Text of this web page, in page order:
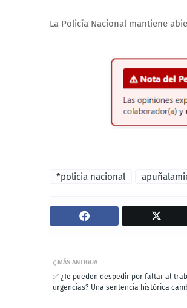
La Policía Nacional mantiene
*policia nacional
MÁS ANTIGUA
✅ ¿Te pueden despedir por faltar al
urgencias? Una sentencia histórica